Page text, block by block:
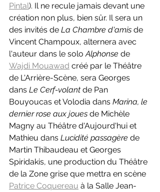
Pintal). Il ne recule jamais devant une
création non plus, bien sûr. Il sera un
des invités de La Chambre d'amis de
Vincent Champoux, alternera avec
l'auteur dans le solo Alphonse de
Wajdi Mouawad créé par le Théâtre
de L'Arrière-Scène, sera Georges
dans Le Cerf-volant de Pan
Bouyoucas et Volodia dans Marina, le
dernier rose aux joues de Michèle
Magny au Théâtre d'Aujourd'hui et
Mathieu dans Lucidité passagère de
Martin Thibaudeau et Georges
Spiridakis, une production du Théâtre
de la Zone grise que mettra en scène
Patrice Coquereau à la Salle Jean-